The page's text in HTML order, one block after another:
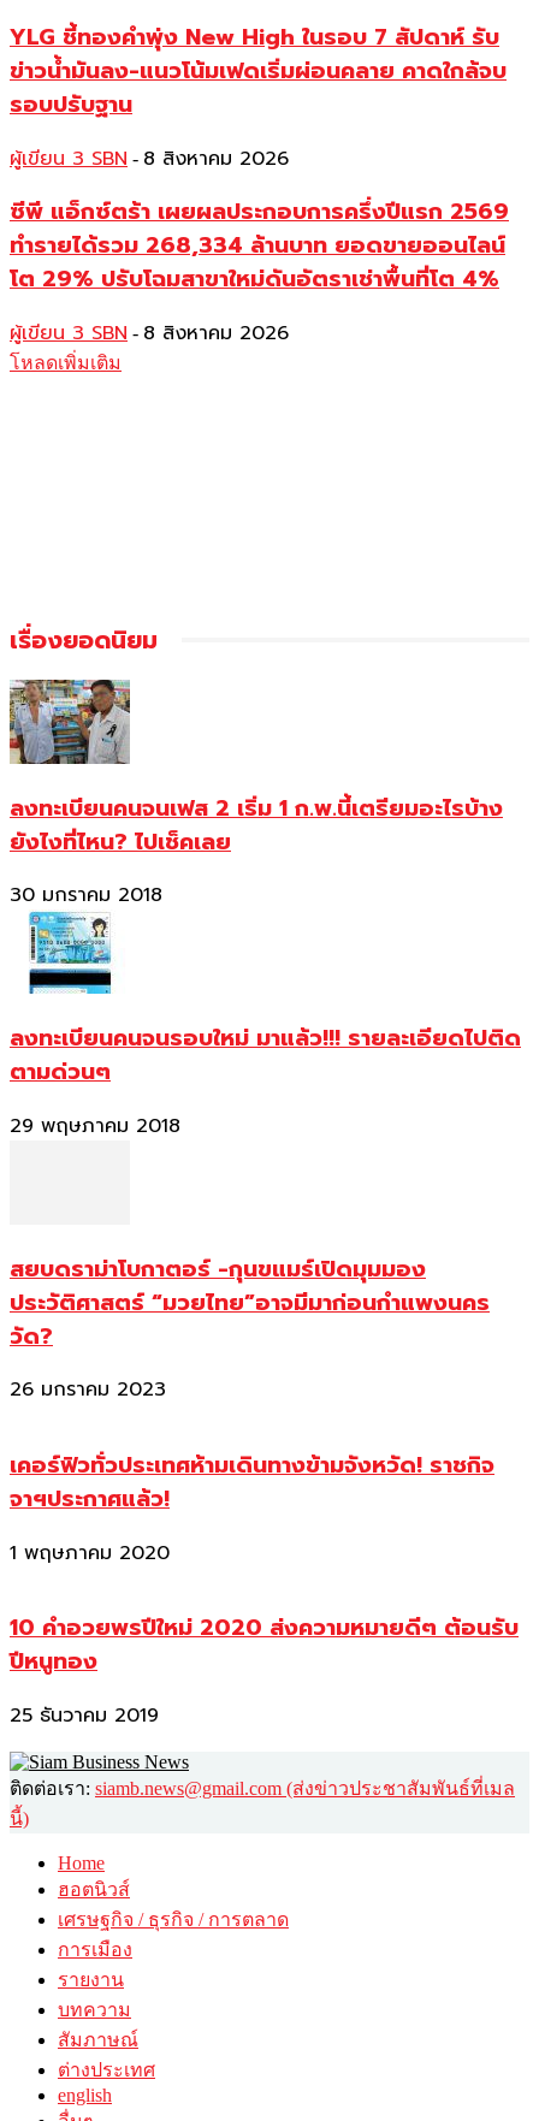
YLG ชี้ทองคำพุ่ง New High ในรอบ 7 สัปดาห์ รับ
ข่าวน้ำมันลง-แนวโน้มเฟดเริ่มผ่อนคลาย คาดใกล้จบ
รอบปรับฐาน
ผู้เขียน 3 SBN - 8 สิงหาคม 2026
ซีพี แอ็กซ์ตร้า เผยผลประกอบการครึ่งปีแรก 2569
ทำรายได้รวม 268,334 ล้านบาท ยอดขายออนไลน์
โต 29% ปรับโฉมสาขาใหม่ดันอัตราเช่าพื้นที่โต 4%
ผู้เขียน 3 SBN - 8 สิงหาคม 2026
โหลดเพิ่มเติม
เรื่องยอดนิยม
ลงทะเบียนคนจนเฟส 2 เริ่ม 1 ก.พ.นี้เตรียมอะไรบ้าง
ยังไงที่ไหน? ไปเช็คเลย
30 มกราคม 2018
ลงทะเบียนคนจนรอบใหม่ มาแล้ว!!! รายละเอียดไปติด
ตามด่วนๆ
29 พฤษภาคม 2018
สยบดราม่าโบกาตอร์ -กุนขแมร์เปิดมุมมอง
ประวัติศาสตร์ “มวยไทย”อาจมีมาก่อนกำแพงนคร
วัด?
26 มกราคม 2023
เคอร์ฟิวทั่วประเทศห้ามเดินทางข้ามจังหวัด! ราชกิจ
จาฯประกาศแล้ว!
1 พฤษภาคม 2020
10 คำอวยพรปีใหม่ 2020 ส่งความหมายดีๆ ต้อนรับ
ปีหนูทอง
25 ธันวาคม 2019
ติดต่อเรา: siamb.news@gmail.com (ส่งข่าวประชาสัมพันธ์ที่เมล
นี้)
Home
ฮอตนิวส์
เศรษฐกิจ / ธุรกิจ / การตลาด
การเมือง
รายงาน
บทความ
สัมภาษณ์
ต่างประเทศ
english